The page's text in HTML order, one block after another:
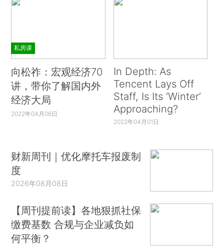
私房课
向松祚：宏观经济70
讲，带你了解国内外
经济大局
2022年04月06日
In Depth: As
Tencent Lays Off
Staff, Is Its ‘Winter’
Approaching?
2022年04月01日
财新周刊｜优化摩托车报废制
度
2026年08月08日
【周刊提前读】各地狠抓社保
缴费基数 合规与企业减负如
何平衡？